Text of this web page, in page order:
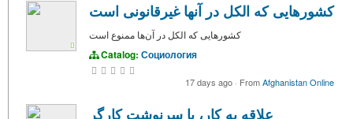
کشورهایی که الکل در آنها غیرقانونی است
کشورهایی که الکل در آن‌ها ممنوع است
Catalog: Социология
17 days ago · FromAfghanistan Online
علاقه به کار، یا سرنوشت کارگر